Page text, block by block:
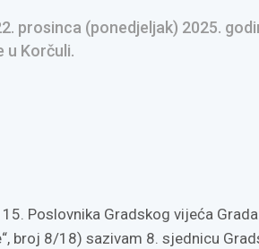
prosinca (ponedjeljak) 2025.
u Korčuli.
Poslovnika Gradskog vijeća
broj 8/18) sazivam 8. sjednicu